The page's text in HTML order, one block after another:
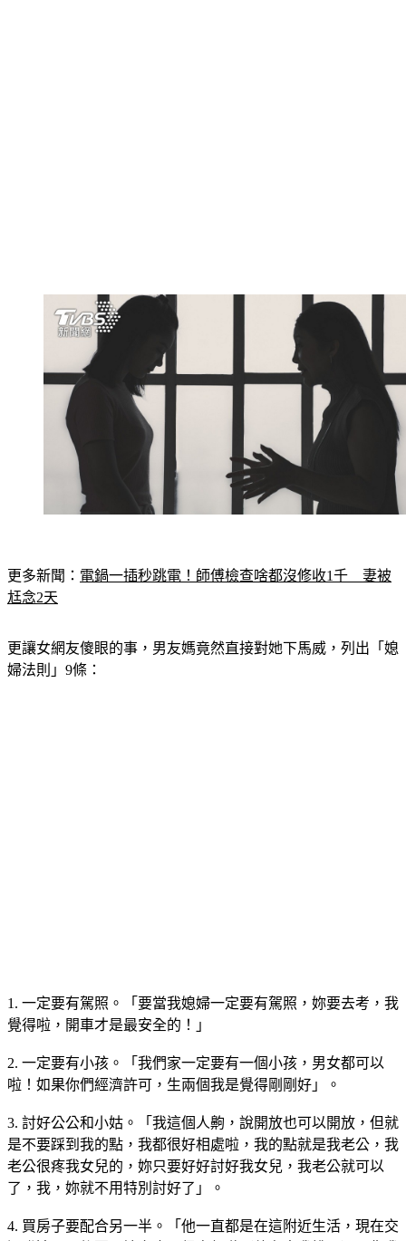
更多新聞： 電鍋一插秒跳電！師傅檢查啥都沒修收1千　妻被
尪念2天
更讓女網友傻眼的事，男友媽竟然直接對她下馬威，列出「媳
婦法則」9條：
1. 一定要有駕照。「要當我媳婦一定要有駕照，妳要去考，我
覺得啦，開車才是最安全的！」
2. 一定要有小孩。「我們家一定要有一個小孩，男女都可以
啦！如果你們經濟許可，生兩個我是覺得剛剛好」。
3. 討好公公和小姑。「我這個人齁，說開放也可以開放，但就
是不要踩到我的點，我都很好相處啦，我的點就是我老公，我
老公很疼我女兒的，妳只要好好討好我女兒，我老公就可以
了，我，妳就不用特別討好了」。
4. 買房子要配合另一半。「他一直都是在這附近生活，現在交